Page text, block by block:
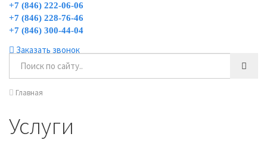
+7 (846) 222-06-06
+7 (846) 228-76-46
+7 (846) 300-44-04
Заказать звонок
Главная
Услуги